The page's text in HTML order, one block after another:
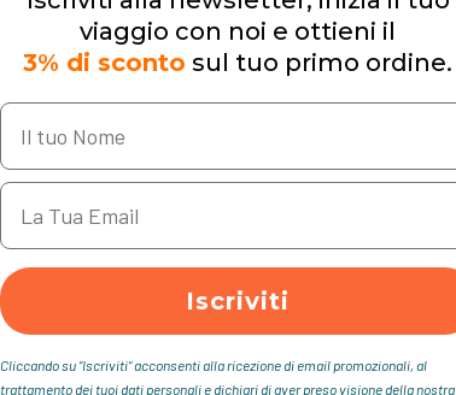
viaggio con noi e ottieni il
3% di sconto sul tuo primo ordine.
Iscriviti
Cliccando su “Iscriviti“ acconsenti alla ricezione di email promozionali, al
trattamento dei tuoi dati personali e dichiari di aver preso visione della nostra